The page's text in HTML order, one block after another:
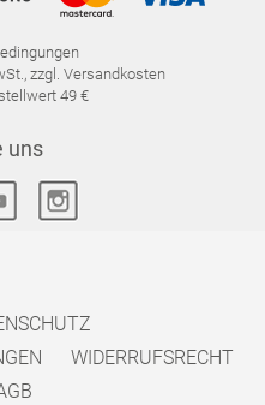
zzgl. Versandkosten
49 €
uns
WIDERRUFSRECHT